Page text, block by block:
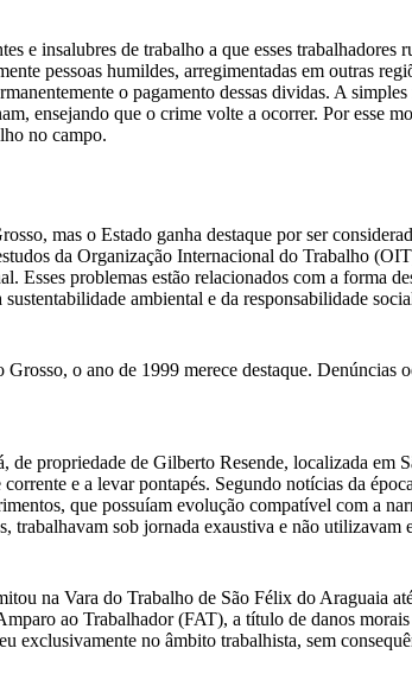
e insalubres de trabalho a que esses
pessoas humildes, arregimentadas em outras
o pagamento dessas dividas. A
ensejando que o crime volte a ocorrer. Por esse
no campo.
mas o Estado ganha destaque por ser
da Organização Internacional do Trabalho
Esses problemas estão relacionados com a forma
ambiental e da responsabilidade
o ano de 1999 merece destaque.
propriedade de Gilberto Resende, localizada em
e a levar pontapés. Segundo notícias da
que possuíam evolução compatível com a
trabalhavam sob jornada exaustiva e não
na Vara do Trabalho de São Félix do
ao Trabalhador (FAT), a título de danos
exclusivamente no âmbito trabalhista, sem